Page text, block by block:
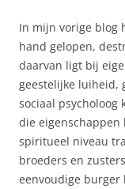
In mijn vorige blog
hand gelopen,
daarvan ligt bij
geestelijke luiheid,
sociaal psycholoog
die eigenschappen
spiritueel niveau
broeders en
eenvoudige burger